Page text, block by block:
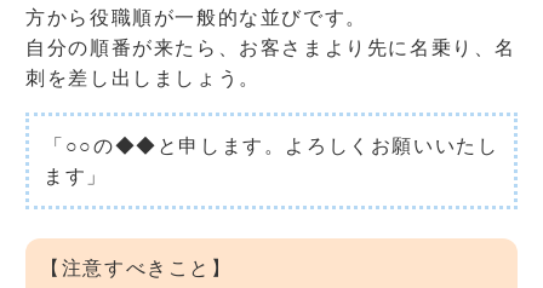
方から役職順が一般的な並びです。
自分の順番が来たら、お客さまより先に名乗り、名
刺を差し出しましょう。
「○○の◆◆と申します。よろしくお願いいたし
ます」
【注意すべきこと】